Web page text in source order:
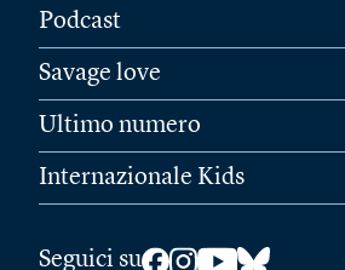
Podcast
Savage love
Ultimo numero
Internazionale Kids
Seguici su